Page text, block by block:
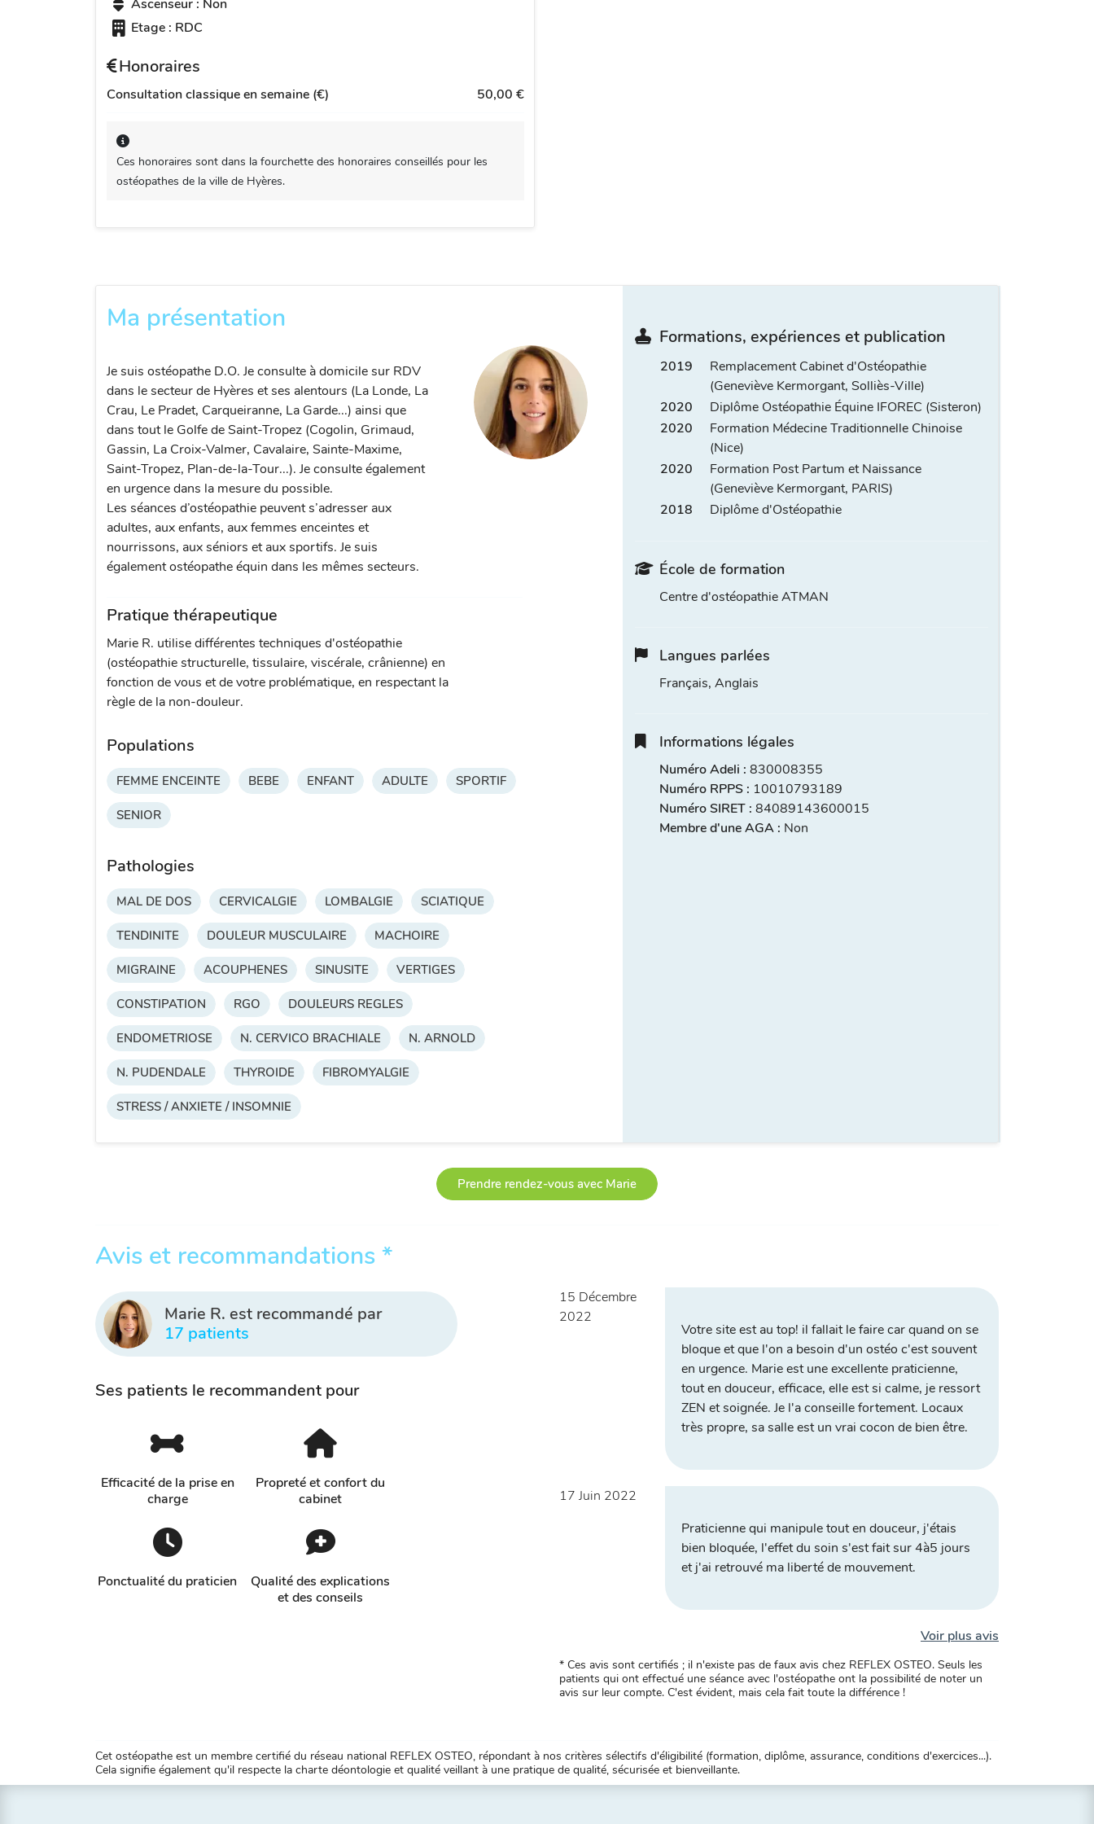
Ascenseur : Non
Etage : RDC
Honoraires
Consultation classique en semaine (€) 50,00 €
Ces honoraires sont dans la fourchette des honoraires conseillés pour les
ostéopathes de la ville de Hyères.
Ma présentation
Je suis ostéopathe D.O. Je consulte à domicile sur RDV
dans le secteur de Hyères et ses alentours (La Londe, La
Crau, Le Pradet, Carqueiranne, La Garde...) ainsi que
dans tout le Golfe de Saint-Tropez (Cogolin, Grimaud,
Gassin, La Croix-Valmer, Cavalaire, Sainte-Maxime,
Saint-Tropez, Plan-de-la-Tour...). Je consulte également
en urgence dans la mesure du possible.
Les séances d’ostéopathie peuvent s’adresser aux
adultes, aux enfants, aux femmes enceintes et
nourrissons, aux séniors et aux sportifs. Je suis
également ostéopathe équin dans les mêmes secteurs.
Pratique thérapeutique
Marie R. utilise différentes techniques d'ostéopathie
(ostéopathie structurelle, tissulaire, viscérale, crânienne) en
fonction de vous et de votre problématique, en respectant la
règle de la non-douleur.
Populations
FEMME ENCEINTE BEBE ENFANT ADULTE SPORTIF
SENIOR
Pathologies
MAL DE DOS CERVICALGIE LOMBALGIE SCIATIQUE
TENDINITE DOULEUR MUSCULAIRE MACHOIRE
MIGRAINE ACOUPHENES SINUSITE VERTIGES
CONSTIPATION RGO DOULEURS REGLES
ENDOMETRIOSE N. CERVICO BRACHIALE N. ARNOLD
N. PUDENDALE THYROIDE FIBROMYALGIE
STRESS / ANXIETE / INSOMNIE
Formations, expériences et publication
2019
Remplacement Cabinet d'Ostéopathie
(Geneviève Kermorgant, Solliès-Ville)
2020
Diplôme Ostéopathie Équine IFOREC (Sisteron)
2020
Formation Médecine Traditionnelle Chinoise
(Nice)
2020
Formation Post Partum et Naissance
(Geneviève Kermorgant, PARIS)
2018
Diplôme d'Ostéopathie
École de formation
Centre d'ostéopathie ATMAN
Langues parlées
Français, Anglais
Informations légales
Numéro Adeli : 830008355
Numéro RPPS : 10010793189
Numéro SIRET : 84089143600015
Membre d'une AGA : Non
Prendre rendez-vous avec Marie
Avis et recommandations *
Marie R. est recommandé par
17 patients
Ses patients le recommandent pour
Efficacité de la prise en
charge
Propreté et confort du
cabinet
Ponctualité du praticien
Qualité des explications
et des conseils
15 Décembre
2022
Votre site est au top! il fallait le faire car quand on se
bloque et que l'on a besoin d'un ostéo c'est souvent
en urgence. Marie est une excellente praticienne,
tout en douceur, efficace, elle est si calme, je ressort
ZEN et soignée. Je l'a conseille fortement. Locaux
très propre, sa salle est un vrai cocon de bien être.
17 Juin 2022
Praticienne qui manipule tout en douceur, j'étais
bien bloquée, l'effet du soin s'est fait sur 4à5 jours
et j'ai retrouvé ma liberté de mouvement.
Voir plus avis
* Ces avis sont certifiés ; il n'existe pas de faux avis chez REFLEX OSTEO. Seuls les
patients qui ont effectué une séance avec l'ostéopathe ont la possibilité de noter un
avis sur leur compte. C'est évident, mais cela fait toute la différence !
Cet ostéopathe est un membre certifié du réseau national REFLEX OSTEO, répondant à nos critères sélectifs d'éligibilité (formation, diplôme, assurance, conditions d'exercices...).
Cela signifie également qu'il respecte la charte déontologie et qualité veillant à une pratique de qualité, sécurisée et bienveillante.